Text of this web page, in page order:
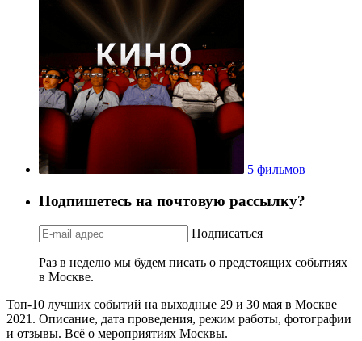
5 фильмов
Подпишетесь на почтовую рассылку?
Подписаться
Раз в неделю мы будем писать о предстоящих событиях
в Москве.
Топ-10 лучших событий на выходные 29 и 30 мая в Москве
2021. Описание, дата проведения, режим работы, фотографии
и отзывы. Всё о мероприятиях Москвы.